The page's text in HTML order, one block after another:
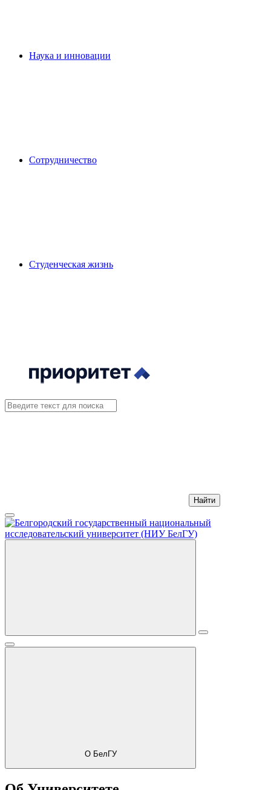
Наука и инновации
Сотрудничество
Студенческая жизнь
Найти
О БелГУ